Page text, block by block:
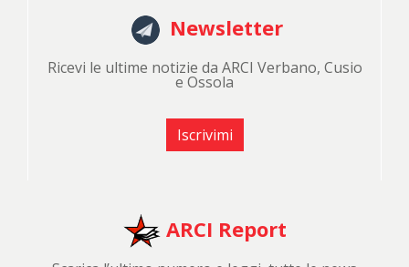
Newsletter
Ricevi le ultime notizie da ARCI Verbano, Cusio
e Ossola
Iscrivimi
ARCI Report